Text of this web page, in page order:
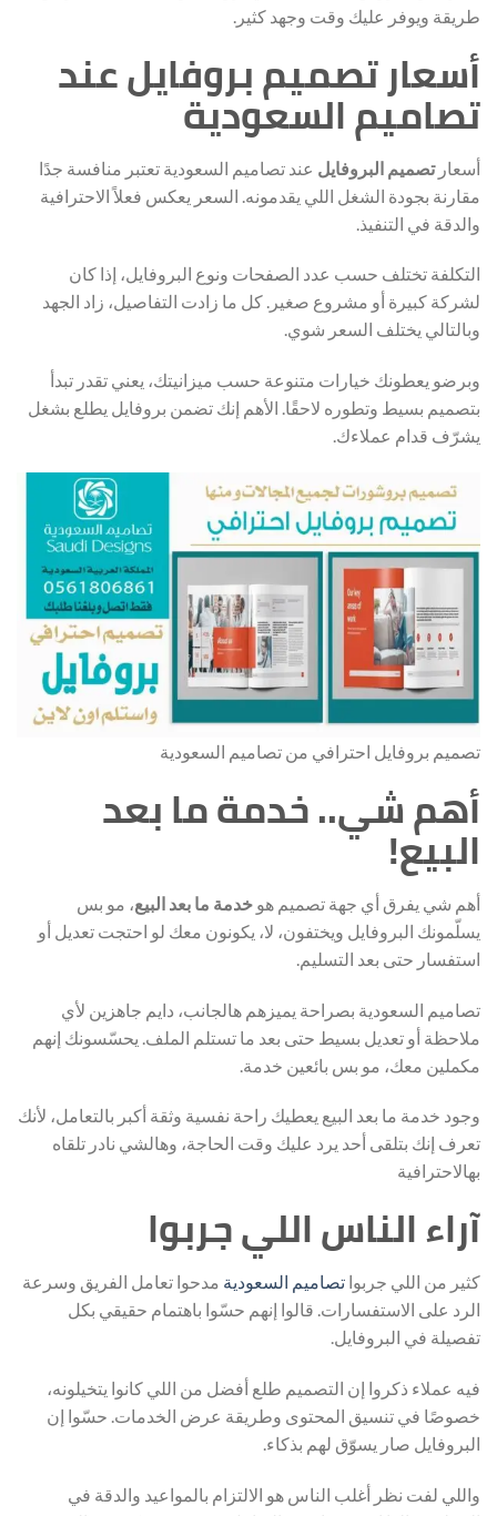
طريقة ويوفر عليك وقت وجهد كثير.
أسعار تصميم بروفايل عند
تصاميم السعودية
أسعارتصميم البروفايل عند تصاميم السعودية تعتبر منافسة جدًا
مقارنة بجودة الشغل اللي يقدمونه. السعر يعكس فعلاً الاحترافية
والدقة في التنفيذ.
التكلفة تختلف حسب عدد الصفحات ونوع البروفايل، إذا كان
لشركة كبيرة أو مشروع صغير. كل ما زادت التفاصيل، زاد الجهد
وبالتالي يختلف السعر شوي.
وبرضو يعطونك خيارات متنوعة حسب ميزانيتك، يعني تقدر تبدأ
بتصميم بسيط وتطوره لاحقًا. الأهم إنك تضمن بروفايل يطلع بشغل
يشرّف قدام عملاءك.
تصميم بروفايل احترافي من تصاميم السعودية
أهم شي.. خدمة ما بعد
البيع!
أهم شي يفرق أي جهة تصميم هو خدمة ما بعد البيع، مو بس
يسلّمونك البروفايل ويختفون، لا، يكونون معك لو احتجت تعديل أو
استفسار حتى بعد التسليم.
تصاميم السعودية بصراحة يميزهم هالجانب، دايم جاهزين لأي
ملاحظة أو تعديل بسيط حتى بعد ما تستلم الملف. يحسّسونك إنهم
مكملين معك، مو بس بائعين خدمة.
وجود خدمة ما بعد البيع يعطيك راحة نفسية وثقة أكبر بالتعامل، لأنك
تعرف إنك بتلقى أحد يرد عليك وقت الحاجة، وهالشي نادر تلقاه
بهالاحترافية
آراء الناس اللي جربوا
كثير من اللي جربوا تصاميم السعودية مدحوا تعامل الفريق وسرعة
الرد على الاستفسارات. قالوا إنهم حسّوا باهتمام حقيقي بكل
تفصيلة في البروفايل.
فيه عملاء ذكروا إن التصميم طلع أفضل من اللي كانوا يتخيلونه،
خصوصًا في تنسيق المحتوى وطريقة عرض الخدمات. حسّوا إن
البروفايل صار يسوّق لهم بذكاء.
واللي لفت نظر أغلب الناس هو الالتزام بالمواعيد والدقة في